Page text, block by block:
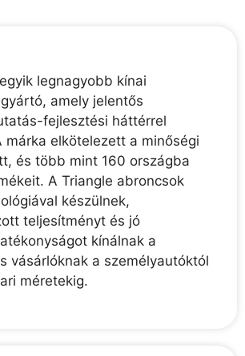
legnagyobb kínai
amely jelentős
fejlesztési háttérrel
márka elkötelezett a minőségi
és több mint 160 országba
A Triangle abroncsok
készülnek,
teljesítményt és jó
kínálnak a
vásárlóknak a személyautóktól
méretekig.